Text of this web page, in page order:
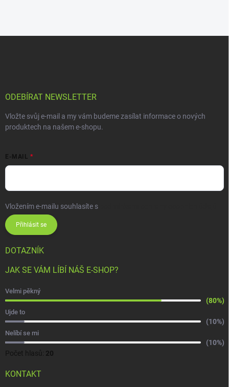
ODEBÍRAT NEWSLETTER
Vložte svůj e-mail a my vám budeme zasílat informace o nových
produktech na našem e-shopu.
E-MAIL
Vložením e-mailu souhlasíte s
Přihlásit se
DOTAZNÍK
JAK SE VÁM LÍBÍ NÁŠ E-SHOP?
Velmi pěkný
(80%)
Ujde to
(10%)
Nelíbí se mi
(10%)
Počet hlasů: 20
KONTAKT